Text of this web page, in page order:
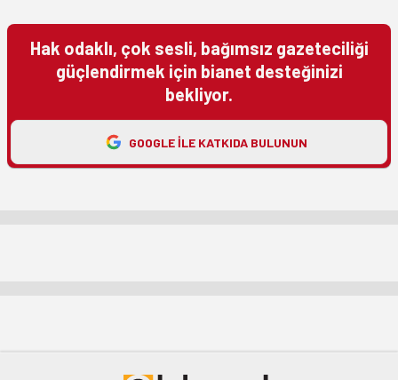
Hak odaklı, çok sesli, bağımsız gazeteciliği
güçlendirmek için bianet desteğinizi
bekliyor.
GOOGLE ILE KATKIDA BULUNUN